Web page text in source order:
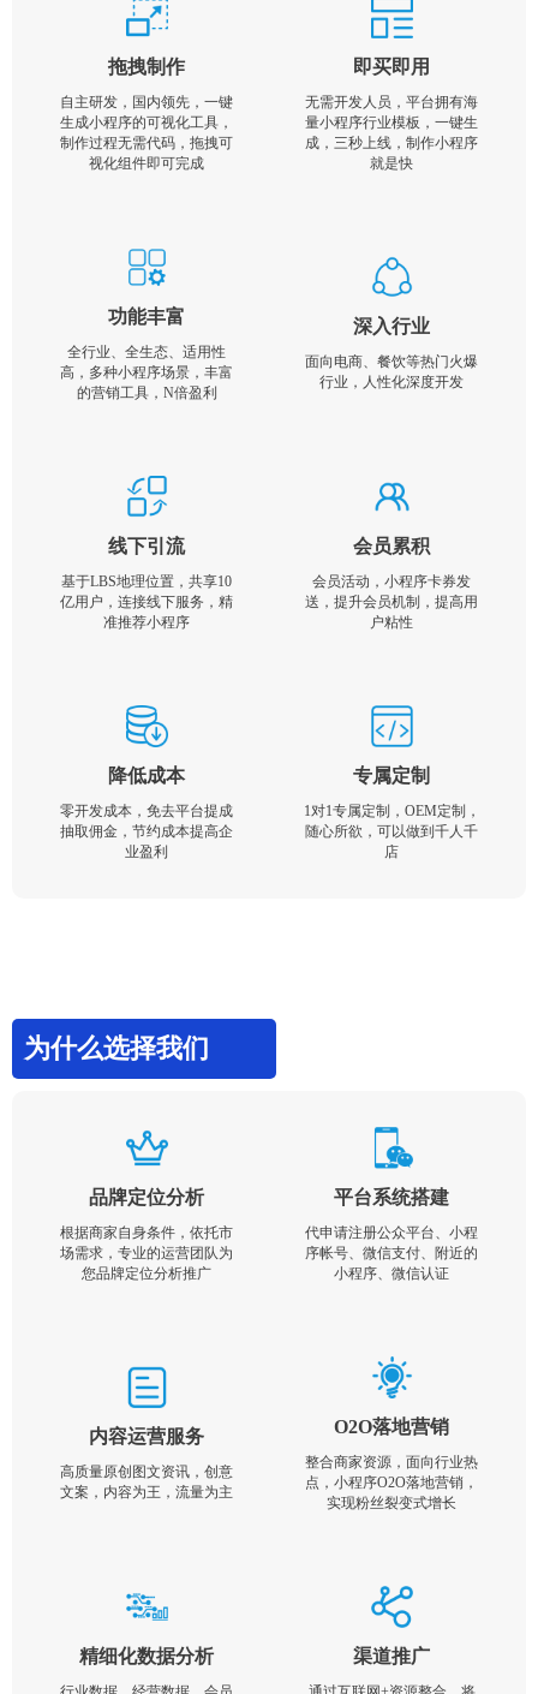
拖拽制作
自主研发，国内领先，一键
生成小程序的可视化工具，
制作过程无需代码，拖拽可
视化组件即可完成
即买即用
无需开发人员，平台拥有海
量小程序行业模板，一键生
成，三秒上线，制作小程序
就是快
功能丰富
全行业、全生态、适用性
高，多种小程序场景，丰富
的营销工具，N倍盈利
深入行业
面向电商、餐饮等热门火爆
行业，人性化深度开发
线下引流
基于LBS地理位置，共享10
亿用户，连接线下服务，精
准推荐小程序
会员累积
会员活动，小程序卡券发
送，提升会员机制，提高用
户粘性
降低成本
零开发成本，免去平台提成
抽取佣金，节约成本提高企
业盈利
专属定制
1对1专属定制，OEM定制，
随心所欲，可以做到千人千
店
为什么选择我们
品牌定位分析
根据商家自身条件，依托市
场需求，专业的运营团队为
您品牌定位分析推广
平台系统搭建
代申请注册公众平台、小程
序帐号、微信支付、附近的
小程序、微信认证
内容运营服务
高质量原创图文资讯，创意
文案，内容为王，流量为主
O2O落地营销
整合商家资源，面向行业热
点，小程序O2O落地营销，
实现粉丝裂变式增长
精细化数据分析 渠道推广